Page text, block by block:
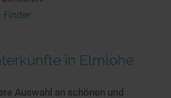
Finder
in Elmlohe
Auswahl an schönen und